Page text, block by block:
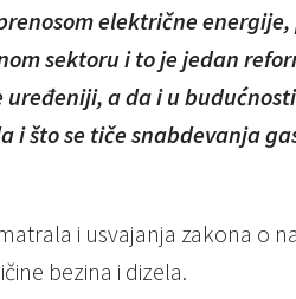
električne
sektoru i to je jedan
a da i u
i što se tiče snabdevanja
i usvajanja zakona o
bezina i dizela.